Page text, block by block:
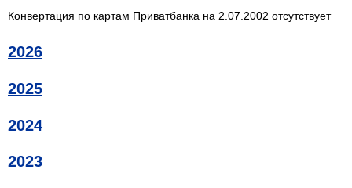
Конвертация по картам Приватбанка на 2.07.2002 отсутствует
2026
2025
2024
2023